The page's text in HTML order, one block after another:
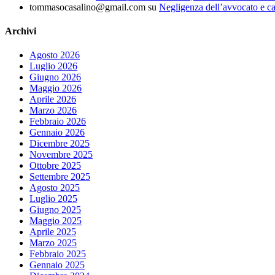
tommasocasalino@gmail.com su Negligenza dell’avvocato e
Archivi
Agosto 2026
Luglio 2026
Giugno 2026
Maggio 2026
Aprile 2026
Marzo 2026
Febbraio 2026
Gennaio 2026
Dicembre 2025
Novembre 2025
Ottobre 2025
Settembre 2025
Agosto 2025
Luglio 2025
Giugno 2025
Maggio 2025
Aprile 2025
Marzo 2025
Febbraio 2025
Gennaio 2025